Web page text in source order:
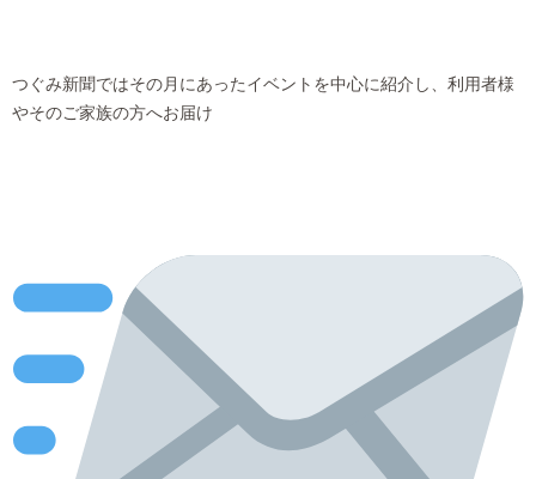
つぐみ新聞ではその月にあったイベントを中心に紹介し、利用者様
やそのご家族の方へお届け